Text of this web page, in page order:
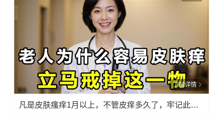
了解详情
凡是皮肤瘙痒1月以上，不管皮痒多久了，牢记此法，快！准！狠！